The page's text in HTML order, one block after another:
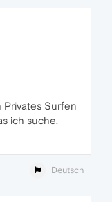
Surfen
ich suche,
Deutsch